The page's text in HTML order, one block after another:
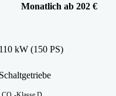
Monatlich ab 202 €
110 kW (150 PS)
Schaltgetriebe